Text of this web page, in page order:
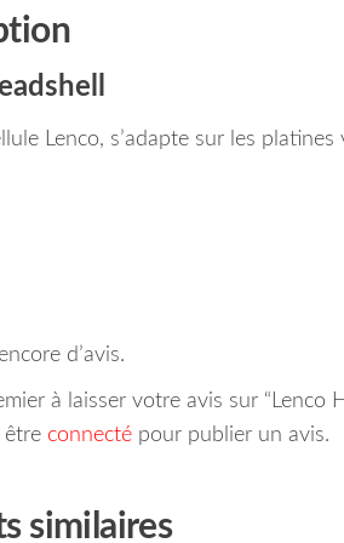
Lenco, s’adapte sur les
d’avis.
à laisser votre avis sur “Lenco
être connectépour publier un avis.
similaires